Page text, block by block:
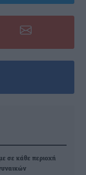
σε κάθε περιοχή